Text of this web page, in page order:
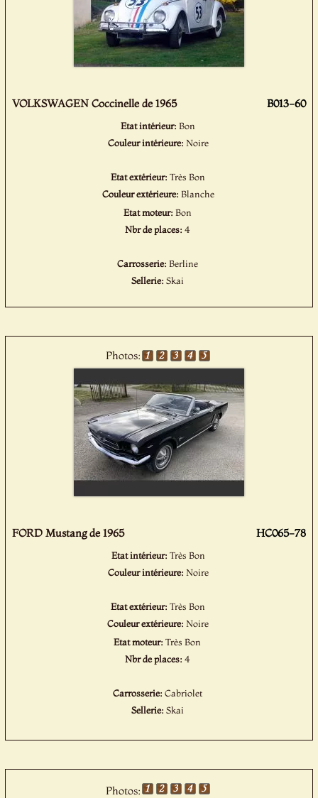
VOLKSWAGEN Coccinelle de 1965 B013-60
Etat intérieur:Bon
Couleur intérieure: Noire
Etat extérieur:Très Bon
Couleur extérieure: Blanche
Etat moteur: Bon
Nbr de places: 4
Carrosserie: Berline
Sellerie: Skai
Photos:
FORD Mustang de 1965 HC065-78
Etat intérieur: Très Bon
Couleur intérieure: Noire
Etat extérieur:Très Bon
Couleur extérieure:Noire
Etat moteur:Très Bon
Nbr de places: 4
Carrosserie: Cabriolet
Sellerie: Skai
Photos: